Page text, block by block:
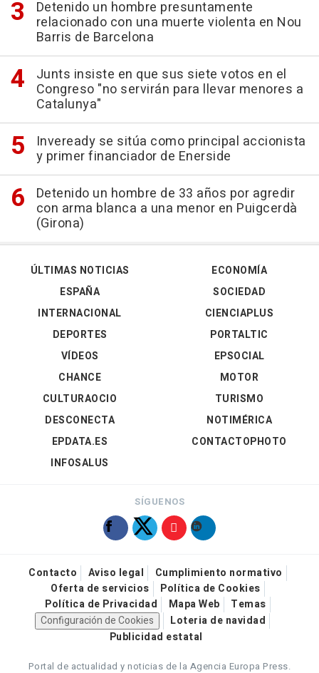
Detenido un hombre presuntamente
relacionado con una muerte violenta en Nou
Barris de Barcelona
Junts insiste en que sus siete votos en el
Congreso "no servirán para llevar menores a
Catalunya"
Inveready se sitúa como principal accionista
y primer financiador de Enerside
Detenido un hombre de 33 años por agredir
con arma blanca a una menor en Puigcerdà
(Girona)
ÚLTIMAS NOTICIAS
ESPAÑA
INTERNACIONAL
DEPORTES
VÍDEOS
ECONOMÍA
SOCIEDAD
CIENCIAPLUS
PORTALTIC
EPSOCIAL
CHANCE
CULTURAOCIO
DESCONECTA
EPDATA.ES
INFOSALUS
MOTOR
TURISMO
NOTIMÉRICA
CONTACTOPHOTO
SÍGUENOS
Contacto Aviso legal
Cumplimiento normativo
Oferta de servicios
Política de Cookies
Política de Privacidad
Mapa Web
Temas
Configuración de Cookies
Loteria de navidad
Publicidad estatal
Portal de actualidad y noticias de la Agencia Europa Press.